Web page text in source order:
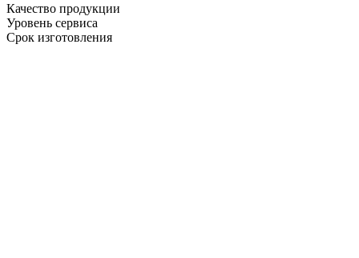
Качество продукции
Уровень сервиса
Срок изготовления